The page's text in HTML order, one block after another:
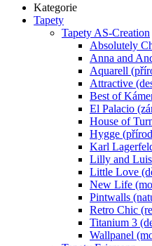
Kategorie
Tapety
Tapety AS-Creation
Absolutely
Anna and
Aquarell
Attractive
Best of
El Palacio
House of
Hygge
Karl
Lilly and
Little Love
New Life
Pintwalls
Retro Chic
Titanium 3
Wallpanel